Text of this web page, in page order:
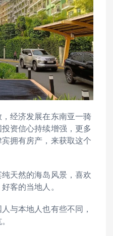
经济发展在东南亚一骑
资信心持续增强，更多
拥有房产，来获取这个
天然的海岛风景，喜欢
客的当地人。
与本地人也有些不同，